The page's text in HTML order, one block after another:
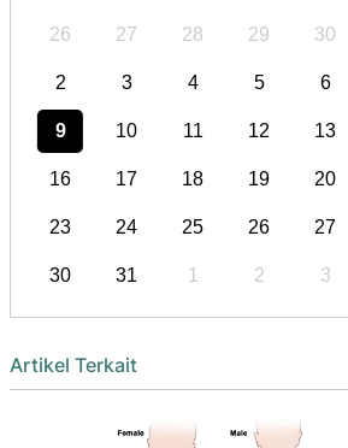
26 27 28 29 30
2 3 4 5 6
9 10 11 12 13
16 17 18 19 20
23 24 25 26 27
30 31 1 2 3
Artikel Terkait